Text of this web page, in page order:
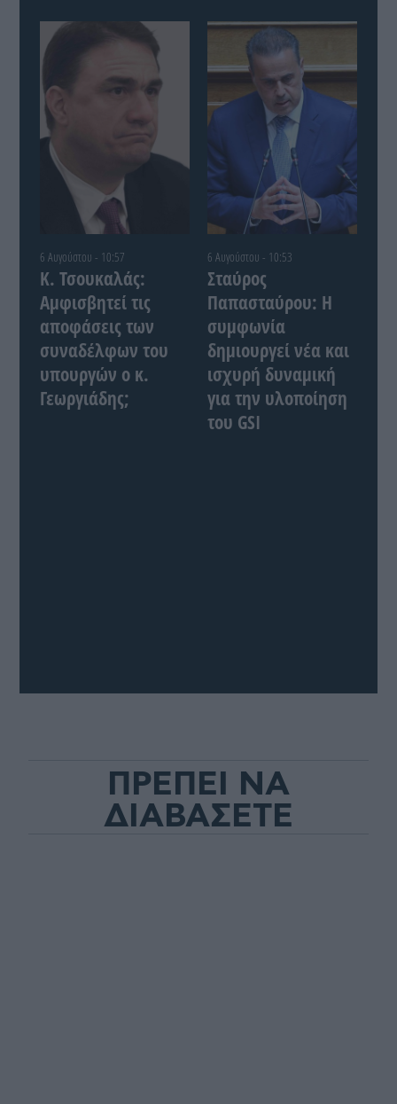
6 Αυγούστου - 10:57
Κ. Τσουκαλάς:
Αμφισβητεί τις
αποφάσεις των
συναδέλφων του
υπουργών ο κ.
Γεωργιάδης;
6 Αυγούστου - 10:53
Σταύρος
Παπασταύρου: Η
συμφωνία
δημιουργεί νέα και
ισχυρή δυναμική
για την υλοποίηση
του GSI
ΠΡΕΠΕΙ ΝΑ
ΔΙΑΒΑΣΕΤΕ